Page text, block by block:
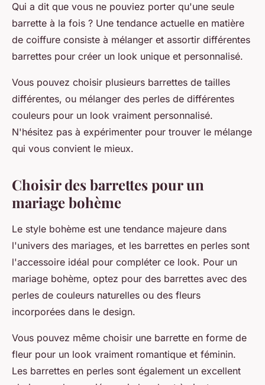
Qui a dit que vous ne pouviez porter qu'une seule
barrette à la fois ? Une tendance actuelle en matière
de coiffure consiste à mélanger et assortir différentes
barrettes pour créer un look unique et personnalisé.
Vous pouvez choisir plusieurs barrettes de tailles
différentes, ou mélanger des perles de différentes
couleurs pour un look vraiment personnalisé.
N'hésitez pas à expérimenter pour trouver le mélange
qui vous convient le mieux.
Choisir des barrettes pour un
mariage bohème
Le style bohème est une tendance majeure dans
l'univers des mariages, et les barrettes en perles sont
l'accessoire idéal pour compléter ce look. Pour un
mariage bohème, optez pour des barrettes avec des
perles de couleurs naturelles ou des fleurs
incorporées dans le design.
Vous pouvez même choisir une barrette en forme de
fleur pour un look vraiment romantique et féminin.
Les barrettes en perles sont également un excellent